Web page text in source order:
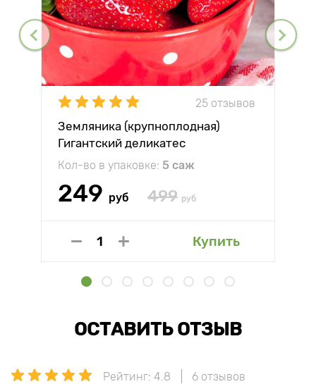
25 отзывов
Земляника (крупноплодная)
Гигантский деликатес
Кол-во в упаковке: 5 саж
249 руб 499 руб
Купить
ОСТАВИТЬ ОТЗЫВ
Рейтинг: 4.8 6 отзывов